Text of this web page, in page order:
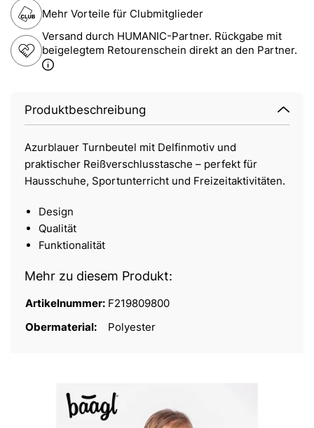
Mehr Vorteile für Clubmitglieder
Versand durch HUMANIC-Partner. Rückgabe mit
beigelegtem Retourenschein direkt an den Partner.
Produktbeschreibung
Azurblauer Turnbeutel mit Delfinmotiv und
praktischer Reißverschlusstasche – perfekt für
Hausschuhe, Sportunterricht und Freizeitaktivitäten.
Design
Qualität
Funktionalität
Mehr zu diesem Produkt:
Artikelnummer: F219809800
Obermaterial:
Polyester